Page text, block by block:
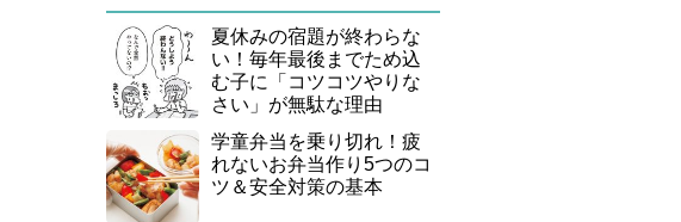
夏休みの宿題が終わらな
い！毎年最後までため込
む子に「コツコツやりな
さい」が無駄な理由
学童弁当を乗り切れ！疲
れないお弁当作り5つのコ
ツ＆安全対策の基本